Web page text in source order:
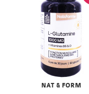
NAT & FORM